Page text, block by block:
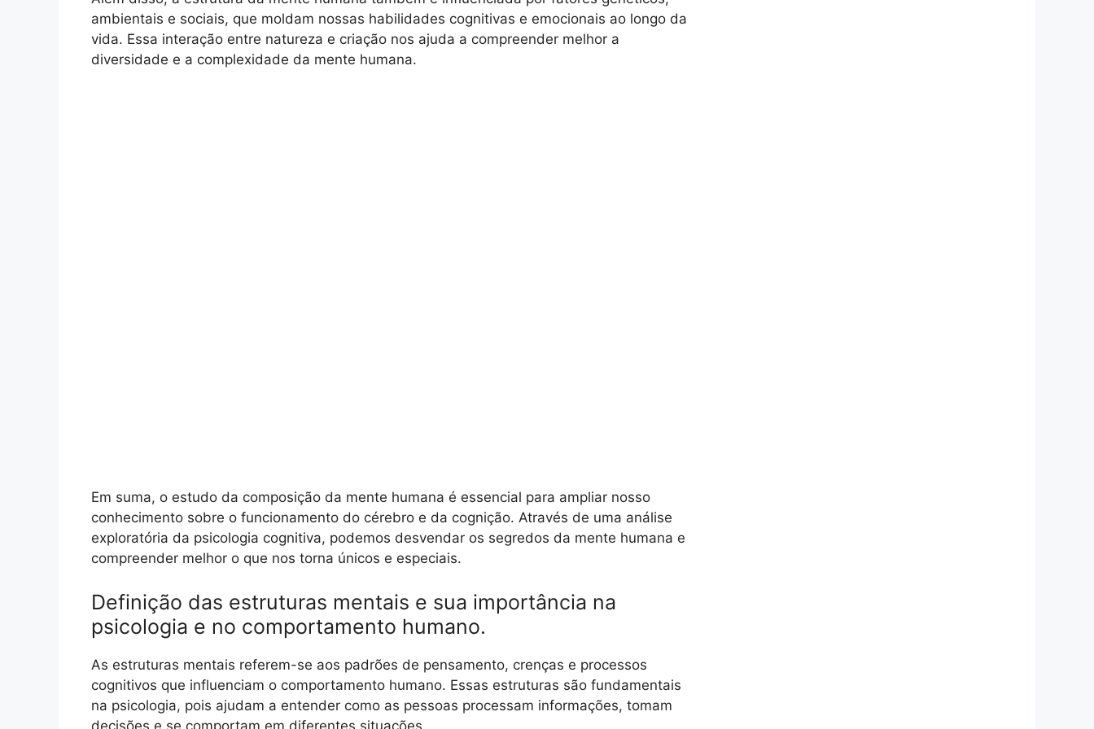
ambientais e sociais, que moldam nossas habilidades cognitivas e emocionais ao longo da
vida. Essa interação entre natureza e criação nos ajuda a compreender melhor a
diversidade e a complexidade da mente humana.
Em suma, o estudo da composição da mente humana é essencial para ampliar nosso
conhecimento sobre o funcionamento do cérebro e da cognição. Através de uma análise
exploratória da psicologia cognitiva, podemos desvendar os segredos da mente humana e
compreender melhor o que nos torna únicos e especiais.
Definição das estruturas mentais e sua importância na
psicologia e no comportamento humano.
As estruturas mentais referem-se aos padrões de pensamento, crenças e processos
cognitivos que influenciam o comportamento humano. Essas estruturas são fundamentais
na psicologia, pois ajudam a entender como as pessoas processam informações, tomam
decisões e se comportam em diferentes situações.